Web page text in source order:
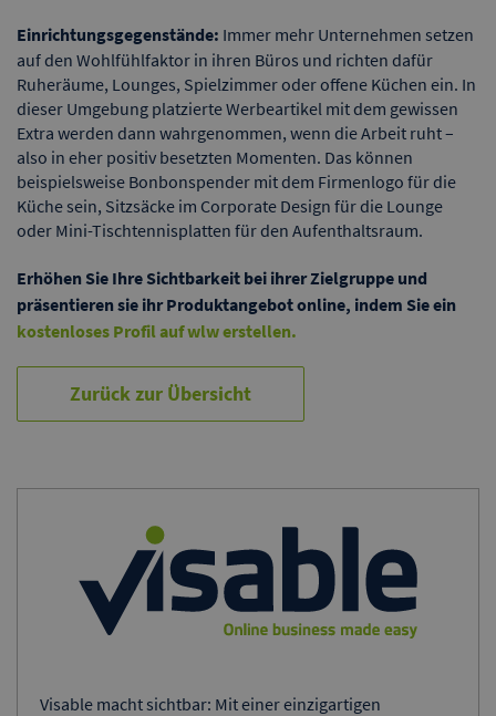
Einrichtungsgegenstände: Immer mehr Unternehmen setzen
auf den Wohlfühlfaktor in ihren Büros und richten dafür
Ruheräume, Lounges, Spielzimmer oder offene Küchen ein. In
dieser Umgebung platzierte Werbeartikel mit dem gewissen
Extra werden dann wahrgenommen, wenn die Arbeit ruht –
also in eher positiv besetzten Momenten. Das können
beispielsweise Bonbonspender mit dem Firmenlogo für die
Küche sein, Sitzsäcke im Corporate Design für die Lounge
oder Mini-Tischtennisplatten für den Aufenthaltsraum.
Erhöhen Sie Ihre Sichtbarkeit bei ihrer Zielgruppe und
präsentieren sie ihr Produktangebot online, indem Sie ein
kostenloses Profil auf wlw erstellen.
Zurück zur Übersicht
Visable macht sichtbar: Mit einer einzigartigen